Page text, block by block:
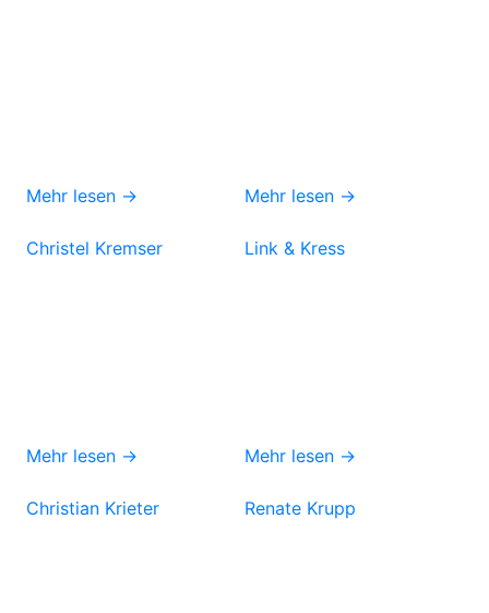
Mehr lesen → Mehr lesen →
Christel Kremser
Mehr lesen →
Link & Kress
Mehr lesen →
Christian Krieter Renate Krupp